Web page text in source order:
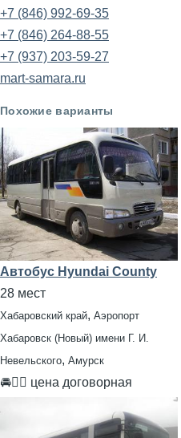
+7 (846) 992-69-35
+7 (846) 264-88-55
+7 (937) 203-59-27
mart-samara.ru
Похожие варианты
Автобус Hyundai County
28 мест
Хабаровский край, Аэропорт
Хабаровск (Новый) имени Г. И.
Невельского, Амурск
🚘👨‍✈ цена договорная